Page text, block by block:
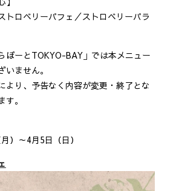
トロベリーパフェ／ストロベリーパラ
ぽーとTOKYO-BAY」では本メニュー
いません。
より、予告なく内容が変更・終了とな
。
）～4月5日（日）